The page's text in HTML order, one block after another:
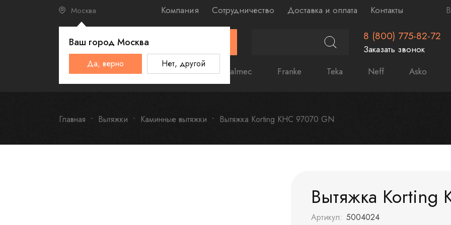
Москва
Ваш город Москва
Да, верно Нет, другой
Компания Сотрудничество Доставка и оплата Контакты
8 (800) 775-82-72
Заказать звонок
Schulthess Smeg Omoikiri Falmec Franke Teka Neff Asko
Главная Вытяжки Каминные вытяжки Вытяжка Korting KHC 97070 GN
Вытяжка Korting
Артикул: 5004024